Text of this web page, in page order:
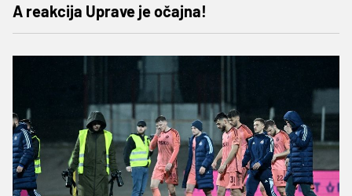
A reakcija Uprave je očajna!